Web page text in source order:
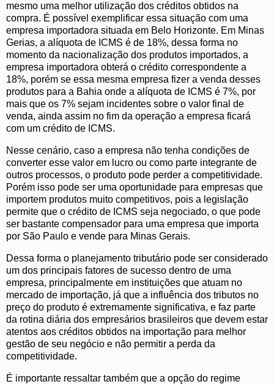
mesmo uma melhor utilização dos créditos obtidos na
compra. É possível exemplificar essa situação com uma
empresa importadora situada em Belo Horizonte. Em Minas
Gerias, a alíquota de ICMS é de 18%, dessa forma no
momento da nacionalização dos produtos importados, a
empresa importadora obterá o crédito correspondente a
18%, porém se essa mesma empresa fizer a venda desses
produtos para a Bahia onde a alíquota de ICMS é 7%, por
mais que os 7% sejam incidentes sobre o valor final de
venda, ainda assim no fim da operação a empresa ficará
com um crédito de ICMS.
Nesse cenário, caso a empresa não tenha condições de
converter esse valor em lucro ou como parte integrante de
outros processos, o produto pode perder a competitividade.
Porém isso pode ser uma oportunidade para empresas que
importem produtos muito competitivos, pois a legislação
permite que o crédito de ICMS seja negociado, o que pode
ser bastante compensador para uma empresa que importa
por São Paulo e vende para Minas Gerais.
Dessa forma o planejamento tributário pode ser considerado
um dos principais fatores de sucesso dentro de uma
empresa, principalmente em instituições que atuam no
mercado de importação, já que a influência dos tributos no
preço do produto é extremamente significativa, e faz parte
da rotina diária dos empresários brasileiros que devem estar
atentos aos créditos obtidos na importação para melhor
gestão de seu negócio e não permitir a perda da
competitividade.
É importante ressaltar também que a opção do regime